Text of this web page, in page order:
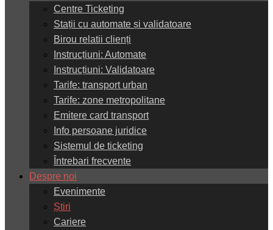
Centre Ticketing
Stații cu automate și validatoare
Birou relatii clienți
Instrucțiuni: Automate
Instrucțiuni: Validatoare
Tarife: transport urban
Tarife: zone metropolitane
Emitere card transport
Info persoane juridice
Sistemul de ticketing
Întrebari frecvente
Despre noi
Evenimente
Știri
Cariere